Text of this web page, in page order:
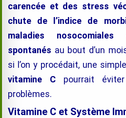
carencée et des stress
chute de l’indice de
maladies nosocomiales
spontanés au bout d’un
si l’on y procédait, une simple
vitamine C pourrait
problèmes.
Vitamine C et Système